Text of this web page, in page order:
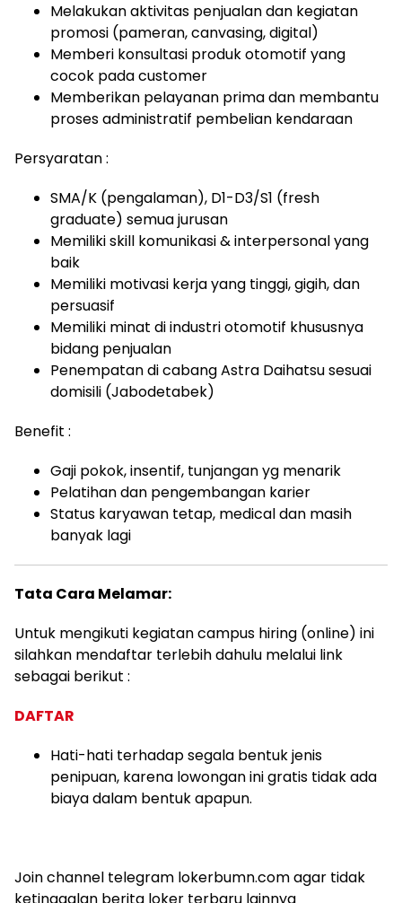
Melakukan aktivitas penjualan dan kegiatan
promosi (pameran, canvasing, digital)
Memberi konsultasi produk otomotif yang
cocok pada customer
Memberikan pelayanan prima dan membantu
proses administratif pembelian kendaraan
Persyaratan :
SMA/K (pengalaman), D1-D3/S1 (fresh
graduate) semua jurusan
Memiliki skill komunikasi & interpersonal yang
baik
Memiliki motivasi kerja yang tinggi, gigih, dan
persuasif
Memiliki minat di industri otomotif khususnya
bidang penjualan
Penempatan di cabang Astra Daihatsu sesuai
domisili (Jabodetabek)
Benefit :
Gaji pokok, insentif, tunjangan yg menarik
Pelatihan dan pengembangan karier
Status karyawan tetap, medical dan masih
banyak lagi
Tata Cara Melamar:
Untuk mengikuti kegiatan campus hiring (online) ini
silahkan mendaftar terlebih dahulu melalui link
sebagai berikut :
DAFTAR
Hati-hati terhadap segala bentuk jenis
penipuan, karena lowongan ini gratis tidak ada
biaya dalam bentuk apapun.
Join channel telegram lokerbumn.com agar tidak